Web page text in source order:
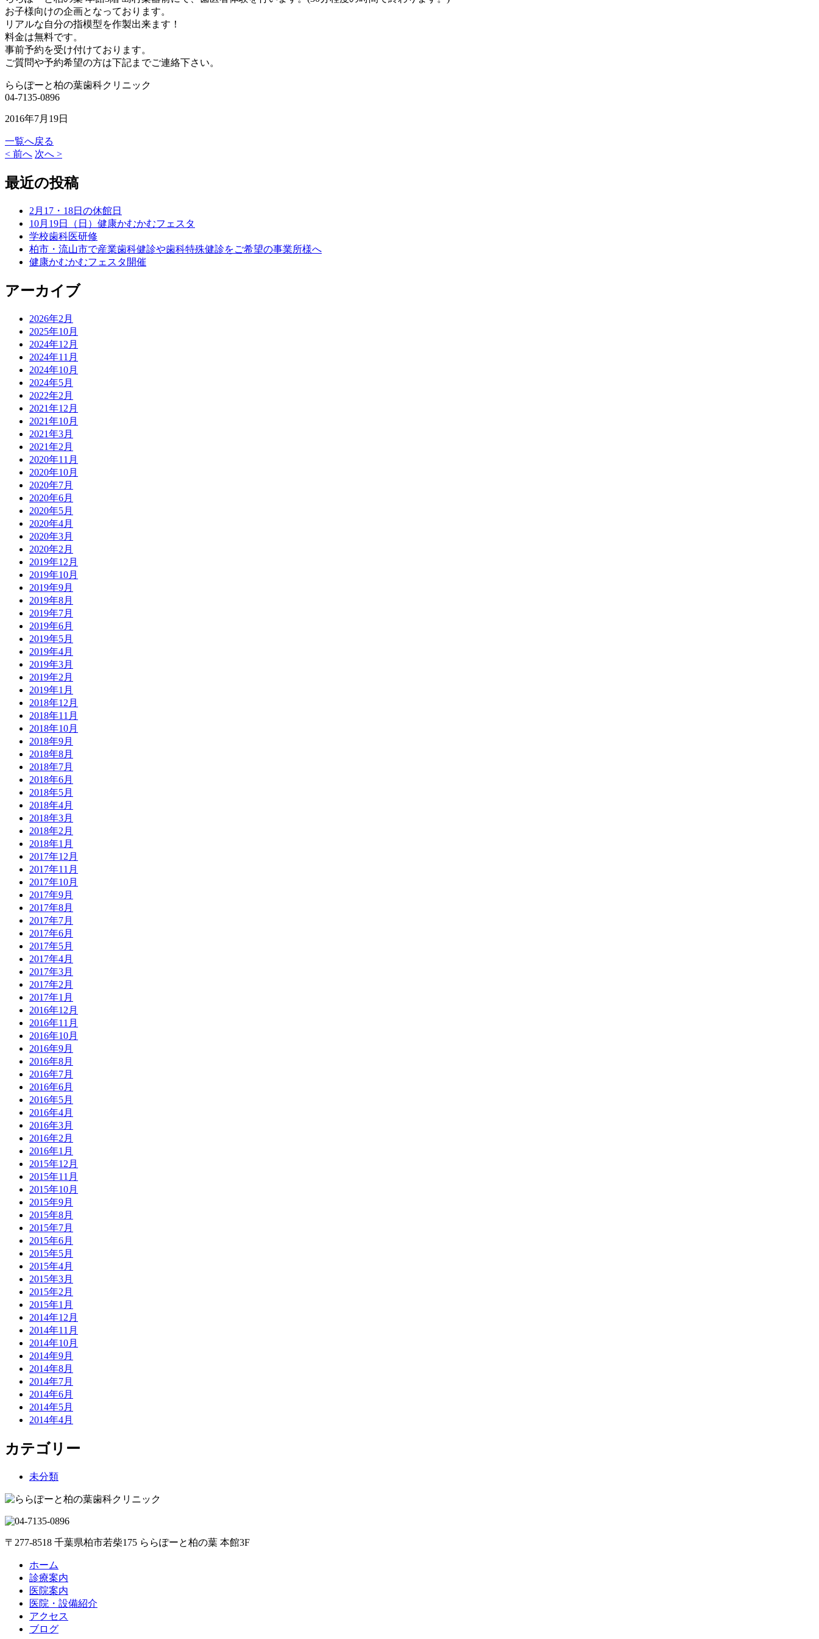
お子様向けの企画となっております。
リアルな自分の指模型を作製出来ます！
料金は無料です。
事前予約を受け付けております。
ご質問や予約希望の方は下記までご連絡下さい。
ららぽーと柏の葉歯科クリニック
04-7135-0896
2016年7月19日
一覧へ戻る
< 前へ 次へ >
最近の投稿
2月17・18日の休館日
10月19日（日）健康かむかむフェスタ
学校歯科医研修
柏市・流山市で産業歯科健診や歯科特殊健診をご希望の事業所様へ
健康かむかむフェスタ開催
アーカイブ
2026年2月
2025年10月
2024年12月
2024年11月
2024年10月
2024年5月
2022年2月
2021年12月
2021年10月
2021年3月
2021年2月
2020年11月
2020年10月
2020年7月
2020年6月
2020年5月
2020年4月
2020年3月
2020年2月
2019年12月
2019年10月
2019年9月
2019年8月
2019年7月
2019年6月
2019年5月
2019年4月
2019年3月
2019年2月
2019年1月
2018年12月
2018年11月
2018年10月
2018年9月
2018年8月
2018年7月
2018年6月
2018年5月
2018年4月
2018年3月
2018年2月
2018年1月
2017年12月
2017年11月
2017年10月
2017年9月
2017年8月
2017年7月
2017年6月
2017年5月
2017年4月
2017年3月
2017年2月
2017年1月
2016年12月
2016年11月
2016年10月
2016年9月
2016年8月
2016年7月
2016年6月
2016年5月
2016年4月
2016年3月
2016年2月
2016年1月
2015年12月
2015年11月
2015年10月
2015年9月
2015年8月
2015年7月
2015年6月
2015年5月
2015年4月
2015年3月
2015年2月
2015年1月
2014年12月
2014年11月
2014年10月
2014年9月
2014年8月
2014年7月
2014年6月
2014年5月
2014年4月
カテゴリー
未分類
〒277-8518 千葉県柏市若柴175 ららぽーと柏の葉 本館3F
ホーム
診療案内
医院案内
医院・設備紹介
アクセス
ブログ